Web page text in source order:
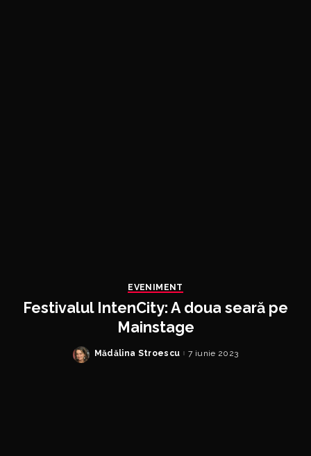
EVENIMENT
Festivalul IntenCity: A doua seară pe
Mainstage
Posted
Mădălina Stroescu 7 iunie 2023